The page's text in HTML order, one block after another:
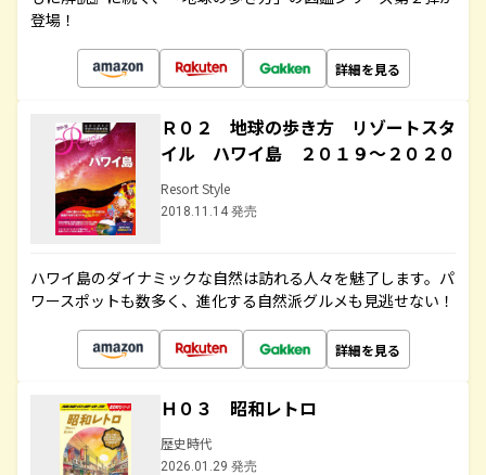
登場！
詳細を見る
Ｒ０２ 地球の歩き方 リゾートスタ
イル ハワイ島 ２０１９～２０２０
Resort Style
2018.11.14 発売
ハワイ島のダイナミックな自然は訪れる人々を魅了します。パ
ワースポットも数多く、進化する自然派グルメも見逃せない！
詳細を見る
Ｈ０３ 昭和レトロ
歴史時代
2026.01.29 発売